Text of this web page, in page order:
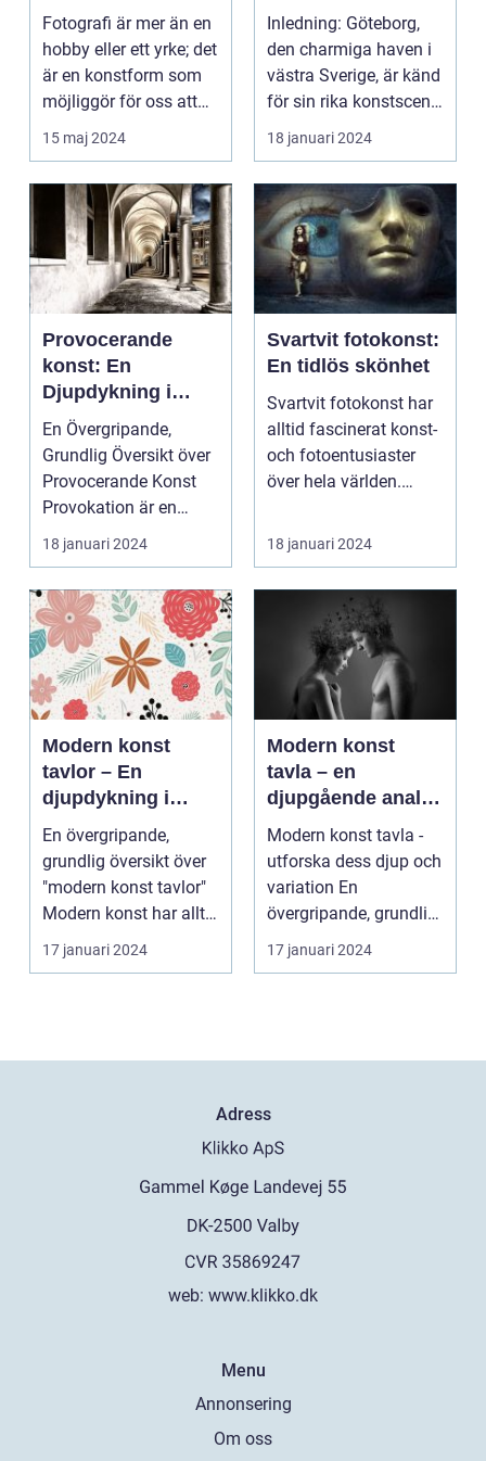
fotograf
Fotografi är mer än en
hobby eller ett yrke; det
är en konstform som
möjliggör för oss att
frysa ögo...
15 maj 2024
Göteborgs
konstscen genom
motiv och
målningar
Inledning: Göteborg,
den charmiga haven i
västra Sverige, är känd
för sin rika konstscen
och inspire...
18 januari 2024
Provocerande
konst: En
Djupdykning i
Kontrovers och
Skapande
En Övergripande,
Grundlig Översikt över
Provocerande Konst
Provokation är en
central del av
konsten...
18 januari 2024
Svartvit fotokonst:
En tidlös skönhet
Svartvit fotokonst har
alltid fascinerat konst-
och fotoentusiaster
över hela världen.
18 januari 2024
Modern konst
tavlor – En
djupdykning i
konstvärlden
En övergripande,
grundlig översikt över
"modern konst tavlor"
Modern konst har alltid
varit en dyna...
17 januari 2024
Modern konst
tavla – en
djupgående analys
av denna
konstform
Modern konst tavla -
utforska dess djup och
variation En
övergripande, grundlig
översikt över "mod...
17 januari 2024
Adress
web: www.klikko.dk
Menu
Annonsering
Om oss